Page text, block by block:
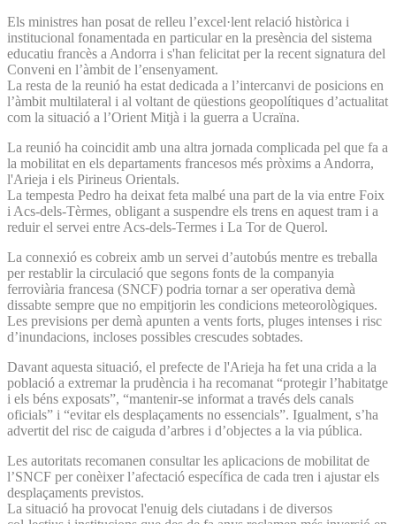
Els ministres han posat de relleu l’excel·lent relació històrica i
institucional fonamentada en particular en la presència del sistema
educatiu francès a Andorra i s'han felicitat per la recent signatura del
Conveni en l’àmbit de l’ensenyament.
La resta de la reunió ha estat dedicada a l’intercanvi de posicions en
l’àmbit multilateral i al voltant de qüestions geopolítiques d’actualitat
com la situació a l’Orient Mitjà i la guerra a Ucraïna.
La reunió ha coincidit amb una altra jornada complicada pel que fa a
la mobilitat en els departaments francesos més pròxims a Andorra,
l'Arieja i els Pirineus Orientals.
La tempesta Pedro ha deixat feta malbé una part de la via entre Foix
i Acs-dels-Tèrmes, obligant a suspendre els trens en aquest tram i a
reduir el servei entre Acs-dels-Termes i La Tor de Querol.
La connexió es cobreix amb un servei d’autobús mentre es treballa
per restablir la circulació que segons fonts de la companyia
ferroviària francesa (SNCF) podria tornar a ser operativa demà
dissabte sempre que no empitjorin les condicions meteorològiques.
Les previsions per demà apunten a vents forts, pluges intenses i risc
d’inundacions, incloses possibles crescudes sobtades.
Davant aquesta situació, el prefecte de l'Arieja ha fet una crida a la
població a extremar la prudència i ha recomanat “protegir l’habitatge
i els béns exposats”, “mantenir-se informat a través dels canals
oficials” i “evitar els desplaçaments no essencials”. Igualment, s’ha
advertit del risc de caiguda d’arbres i d’objectes a la via pública.
Les autoritats recomanen consultar les aplicacions de mobilitat de
l’SNCF per conèixer l’afectació específica de cada tren i ajustar els
desplaçaments previstos.
La situació ha provocat l'enuig dels ciutadans i de diversos